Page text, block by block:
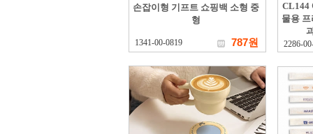
손잡이형 기프트 쇼핑백 소형 중
형
1341-00-0819 787원
CL144
물용
2286-